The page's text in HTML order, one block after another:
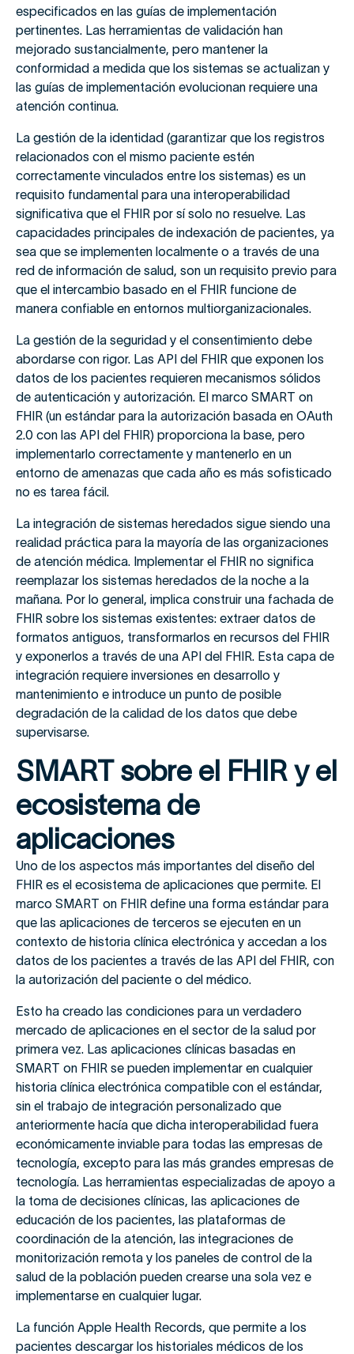
especificados en las guías de implementación
pertinentes. Las herramientas de validación han
mejorado sustancialmente, pero mantener la
conformidad a medida que los sistemas se actualizan y
las guías de implementación evolucionan requiere una
atención continua.
La gestión de la identidad (garantizar que los registros
relacionados con el mismo paciente estén
correctamente vinculados entre los sistemas) es un
requisito fundamental para una interoperabilidad
significativa que el FHIR por sí solo no resuelve. Las
capacidades principales de indexación de pacientes, ya
sea que se implementen localmente o a través de una
red de información de salud, son un requisito previo para
que el intercambio basado en el FHIR funcione de
manera confiable en entornos multiorganizacionales.
La gestión de la seguridad y el consentimiento debe
abordarse con rigor. Las API del FHIR que exponen los
datos de los pacientes requieren mecanismos sólidos
de autenticación y autorización. El marco SMART on
FHIR (un estándar para la autorización basada en OAuth
2.0 con las API del FHIR) proporciona la base, pero
implementarlo correctamente y mantenerlo en un
entorno de amenazas que cada año es más sofisticado
no es tarea fácil.
La integración de sistemas heredados sigue siendo una
realidad práctica para la mayoría de las organizaciones
de atención médica. Implementar el FHIR no significa
reemplazar los sistemas heredados de la noche a la
mañana. Por lo general, implica construir una fachada de
FHIR sobre los sistemas existentes: extraer datos de
formatos antiguos, transformarlos en recursos del FHIR
y exponerlos a través de una API del FHIR. Esta capa de
integración requiere inversiones en desarrollo y
mantenimiento e introduce un punto de posible
degradación de la calidad de los datos que debe
supervisarse.
SMART sobre el FHIR y el
ecosistema de
aplicaciones
Uno de los aspectos más importantes del diseño del
FHIR es el ecosistema de aplicaciones que permite. El
marco SMART on FHIR define una forma estándar para
que las aplicaciones de terceros se ejecuten en un
contexto de historia clínica electrónica y accedan a los
datos de los pacientes a través de las API del FHIR, con
la autorización del paciente o del médico.
Esto ha creado las condiciones para un verdadero
mercado de aplicaciones en el sector de la salud por
primera vez. Las aplicaciones clínicas basadas en
SMART on FHIR se pueden implementar en cualquier
historia clínica electrónica compatible con el estándar,
sin el trabajo de integración personalizado que
anteriormente hacía que dicha interoperabilidad fuera
económicamente inviable para todas las empresas de
tecnología, excepto para las más grandes empresas de
tecnología. Las herramientas especializadas de apoyo a
la toma de decisiones clínicas, las aplicaciones de
educación de los pacientes, las plataformas de
coordinación de la atención, las integraciones de
monitorización remota y los paneles de control de la
salud de la población pueden crearse una sola vez e
implementarse en cualquier lugar.
La función Apple Health Records, que permite a los
pacientes descargar los historiales médicos de los